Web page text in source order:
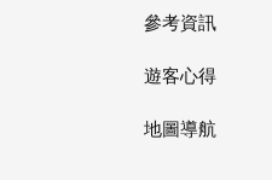
參考資訊
遊客心得
地圖導航